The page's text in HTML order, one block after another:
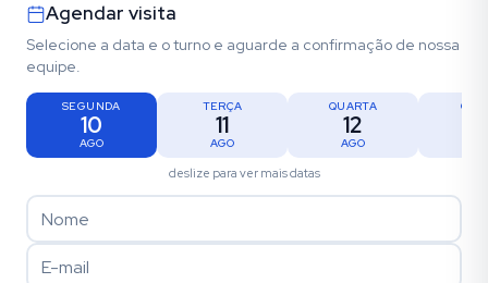
Agendar visita
Selecione a data e o turno e aguarde a confirmação de nossa
equipe.
SEGUNDA
10
AGO
TERÇA
11
AGO
QUARTA
12
AGO
deslize para ver mais datas